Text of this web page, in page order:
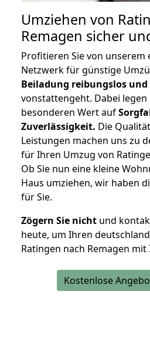
Umziehen von
Remagen sicher
Profitieren Sie von unserem
Netzwerk für günstige
Beiladung reibungslos und
vonstattengeht. Dabei
besonderen Wert auf
Zuverlässigkeit. Die
Leistungen machen uns zu
für Ihren Umzug von
Ob Sie nun eine kleine
Haus umziehen, wir haben
für Sie.
Zögern Sie nicht und
heute, um Ihren
Ratingen nach Remagen
Kostenlose